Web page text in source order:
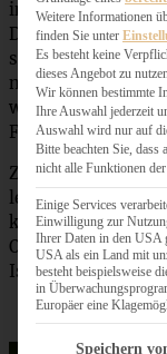
im Vorfeld beim
Dekorieren, dass
spontanen
nicht perfekt sein,
wohl, unterhalten
Futtern… oder
Zur Verpflegung
leckerem Kaffee,
köstlichen Birnen-
Orangen-
Ist da vielleicht
Weitere Informationen
finden Sie unter
Es besteht keine
dieses Angebot zu
Wir können bestimmte
Ihre Auswahl jederzeit
Auswahl wird nur auf
Bitte beachten Sie,
nicht alle Funktionen
Einige Services
Einwilligung zur
Ihrer Daten in den USA
USA als ein Land mit
besteht beispielsweise
in
Europäer eine
Im Folgenden finden
Speichern